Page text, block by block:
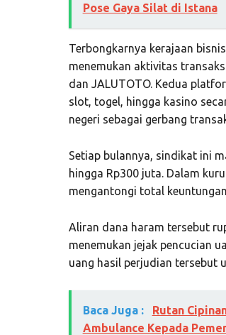
Pose Gaya Silat di Istana
Terbongkarnya kerajaan
menemukan aktivitas
dan JALUTOTO. Kedua
slot, togel, hingga kasino
negeri sebagai gerbang
Setiap bulannya, sindikat ini
hingga Rp300 juta. Dalam
mengantongi total
Aliran dana haram tersebut
menemukan jejak pencucian
uang hasil perjudian tersebut
Baca Juga :
Rutan
Ambulance Kepada